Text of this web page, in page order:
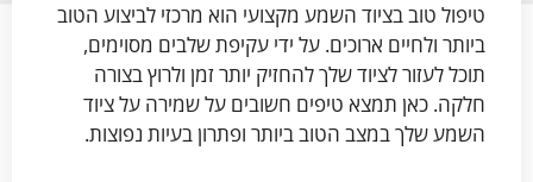
טיפול טוב בציוד השמע מקצועי הוא מרכזי לביצוע הטוב
ביותר ולחיים ארוכים. על ידי עקיפת שלבים מסוימים,
תוכל לעזור לציוד שלך להחזיק יותר זמן ולרוץ בצורה
חלקה. כאן תמצא טיפים חשובים על שמירה על ציוד
השמע שלך במצב הטוב ביותר ופתרון בעיות נפוצות.